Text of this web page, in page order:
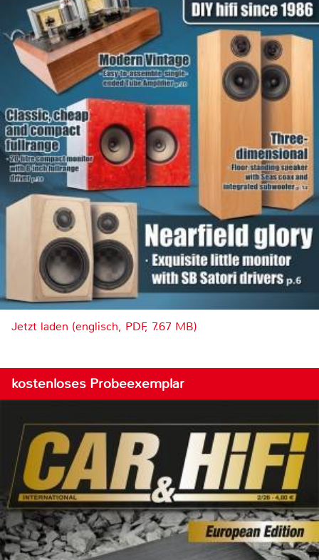
Jetzt laden (englisch, PDF, 7.67 MB)
kostenloses Probeexemplar